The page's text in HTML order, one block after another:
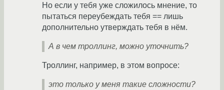
Но если у тебя уже сложилось мнение, то
пытаться переубеждать тебя == лишь
дополнительно утверждать тебя в нём.
А в чем троллинг, можно уточнить?
Троллинг, например, в этом вопросе:
это только у меня такие сложности?